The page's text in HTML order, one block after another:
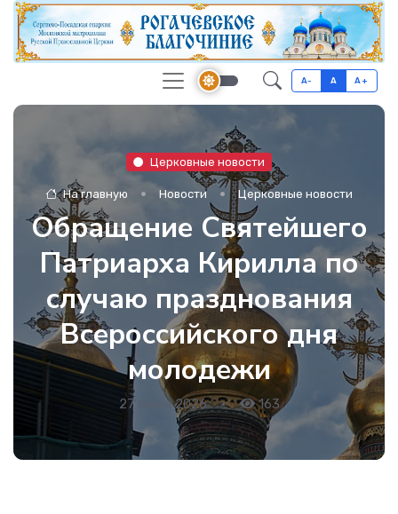
A- A A+
Церковные новости
На главную Новости Церковные новости
Обращение Святейшего
Патриарха Кирилла по
случаю празднования
Всероссийского дня
молодежи
27 июня 2026 • 163